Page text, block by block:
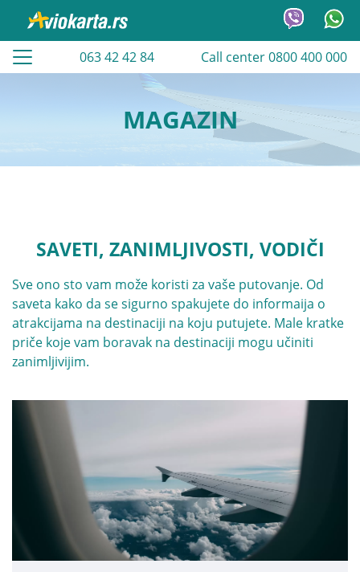
063 42 42 84 Call center 0800 400 000
MAGAZIN
SAVETI, ZANIMLJIVOSTI, VODIČI
Sve ono sto vam može koristi za vaše putovanje. Od
saveta kako da se sigurno spakujete do informaija o
atrakcijama na destinaciji na koju putujete. Male kratke
priče koje vam boravak na destinaciji mogu učiniti
zanimljivijim.